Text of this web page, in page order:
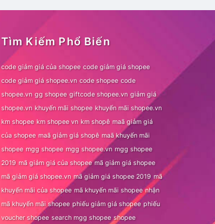
Tìm Kiếm Phổ Biến
code giảm giá của shopee code giảm giá shopee
code giảm giá shopee.vn code shopee code
shopee.vn gg shopee giftcode shopee.vn giảm giá
shopee.vn khuyến mãi shopee khuyến mãi shopee.vn
km shopee km shopee vn km shopê maã giảm giá
của shopee maã giảm giá shopê maã khuyến mãi
shopee mgg shopee mgg shopee.vn mgg shopee
2019 mã giảm giá của shopee mã giảm giá shopee
mã giảm giá shopee.vn mã giảm giá shopee 2019 mã
khuyến mãi của shopee mã khuyến mãi shopee nhận
mã khuyến mãi shopee phiếu giảm giá shopee phiếu
voucher shopee search mgg shopee shopee